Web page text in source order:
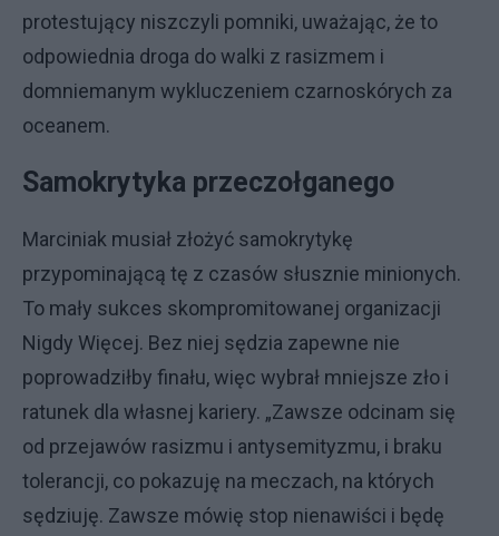
protestujący niszczyli pomniki, uważając, że to
odpowiednia droga do walki z rasizmem i
domniemanym wykluczeniem czarnoskórych za
oceanem.
Samokrytyka przeczołganego
Marciniak musiał złożyć samokrytykę
przypominającą tę z czasów słusznie minionych.
To mały sukces skompromitowanej organizacji
Nigdy Więcej. Bez niej sędzia zapewne nie
poprowadziłby finału, więc wybrał mniejsze zło i
ratunek dla własnej kariery. „Zawsze odcinam się
od przejawów rasizmu i antysemityzmu, i braku
tolerancji, co pokazuję na meczach, na których
sędziuję. Zawsze mówię stop nienawiści i będę